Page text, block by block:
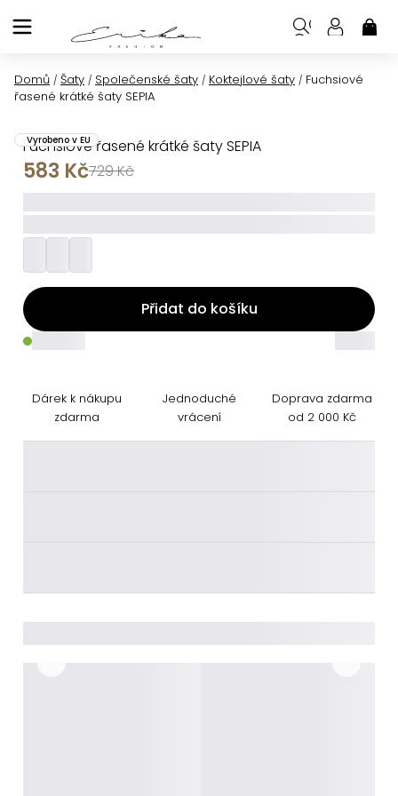
na
Domů / Šaty / Společenské šaty / Koktejlové šaty / Fuchsiové
řasené krátké šaty SEPIA
Fuchsiové řasené krátké šaty SEPIA
Vyrobeno v EU
729 Kč
583 Kč
Přidat do košíku
Dárek k nákupu
zdarma
Jednoduché
vrácení
Doprava zdarma
od 2 000 Kč